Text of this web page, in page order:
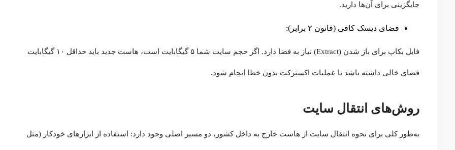
جایگزینی برای آن‌ها دارید.
فضای دیسک کافی (قانون ۲ برابر):
فایل بکاپ برای باز شدن (Extract) نیاز به فضا دارد. اگر حجم سایت شما ۵ گیگابایت است، هاست جدید باید حداقل ۱۰ گیگابایت
فضای خالی داشته باشد تا عملیات اکسترکت بدون خطا انجام شود.
روش‌های انتقال سایت
به‌طور کلی برای نحوه انتقال سایت از هاست خارج به داخل کشور، دو مسیر اصلی وجود دارد: استفاده از ابزارهای خودکار (مثل